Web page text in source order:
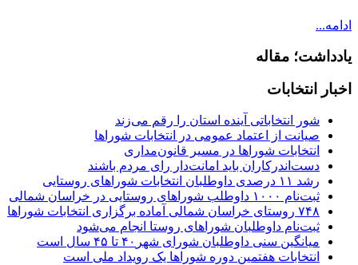
ادامه...
یادداشت؛ مقاله
اخبار انتخابات
شور انتخاباتی آینده استان را رقم می‌زند
صیانت از اعتماد عمومی در انتخابات شوراها
انتخابات شوراها در مسیر قانون‌مداری
دست‌اندرکاران باید امانت‌دار رای مردم باشند
رشد ۱۱ درصدی داوطلبان انتخابات شوراهای روستایی
ثبت‌نام ۱۰۰۰ داوطلب شوراهای روستایی در خراسان شمالی
۷۴۸ روستای خراسان شمالی آماده برگزاری انتخابات شوراها
ثبت‌نام داوطلبان شوراهای روستا انجام می‌شود
میانگین سنی داوطلبان شورای شهر۴۰ تا ۴۵ سال است
انتخابات هفتمین دوره شوراها یک رویداد ملی است